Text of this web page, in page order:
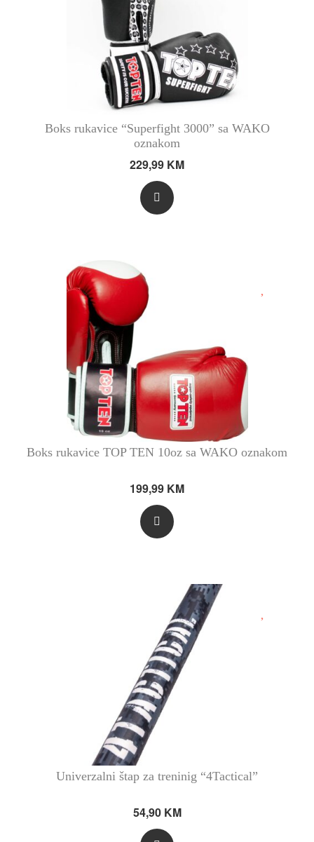
Boks rukavice “Superfight 3000” sa WAKO
oznakom
229,99 KM
Boks rukavice TOP TEN 10oz sa WAKO oznakom
199,99 KM
Univerzalni štap za treninig “4Tactical”
54,90 KM